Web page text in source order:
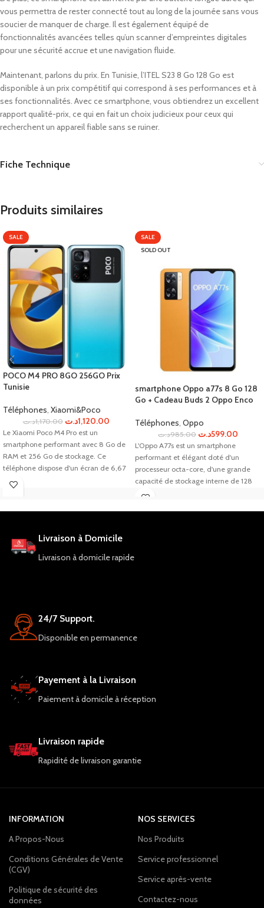
vous permettra de rester connecté tout au long de la journée sans vous
soucier de manquer de charge. Il est également équipé de
fonctionnalités avancées telles qu’un scanner d’empreintes digitales
pour une sécurité accrue et une navigation fluide.
Maintenant, parlons du prix. En Tunisie, l’ITEL S23 8 Go 128 Go est
disponible à un prix compétitif qui correspond à ses performances et à
ses fonctionnalités. Avec ce smartphone, vous obtiendrez un excellent
rapport qualité-prix, ce qui en fait un choix judicieux pour ceux qui
recherchent un appareil fiable sans se ruiner.
Fiche Technique
Produits similaires
SALE
POCO M4 PRO 8GO 256GO Prix
Tunisie
Téléphones, Xiaomi&Poco
1,170.00د.ت 1,120.00د.ت
Le Xiaomi Poco M4 Pro est un
smartphone performant avec 8 Go de
RAM et 256 Go de stockage. Ce
téléphone dispose d'un écran de 6,67
pouces et d'une caméra arrière de 64
SALE
SOLD OUT
smartphone Oppo a77s 8 Go 128
Go + Cadeau Buds 2 Oppo Enco
Téléphones, Oppo
985.00د.ت 599.00د.ت
L'Oppo A77s est un smartphone
performant et élégant doté d'un
processeur octa-core, d'une grande
capacité de stockage interne de 128
Go et d'une caméra arrière Dual 50MP
digitales, l'Oppo A77s offre une
Livraison à Domicile
Livraison à domicile rapide
24/7 Support.
Disponible en permanence
Payement à la Livraison
Paiement à domicile à réception
Livraison rapide
Rapidité de livraison garantie
INFORMATION
A Propos-Nous
Conditions Générales de Vente
(CGV)
Politique de sécurité des
données
NOS SERVICES
Nos Produits
Service professionnel
Service après-vente
Contactez-nous